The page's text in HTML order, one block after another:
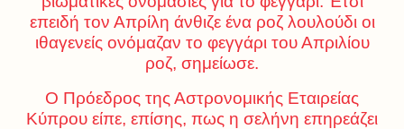
επειδή τον Απρίλη άνθιζε ένα ροζ λουλούδι οι
ιθαγενείς ονόμαζαν το φεγγάρι του Απριλίου
ροζ, σημείωσε.
Ο Πρόεδρος της Αστρονομικής Εταιρείας
Κύπρου είπε, επίσης, πως η σελήνη επηρεάζει